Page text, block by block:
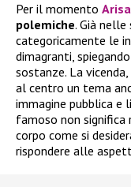
Per il momento Arisa
polemiche. Già
categoricamente le
dimagranti,
sostanze. La
al centro un tema
immagine pubblica e
famoso non significa
corpo come si
rispondere alle